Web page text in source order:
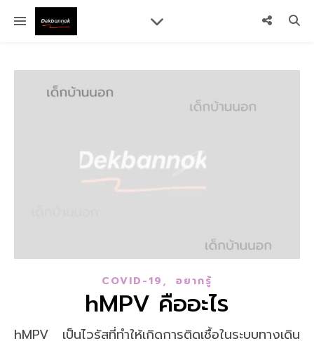
COVID-19, อยากรู้
hMPV คืออะไร
hMPV เป็นไวรัสที่ทำให้เกิดการติดเชื้อในระบบทางเดิน